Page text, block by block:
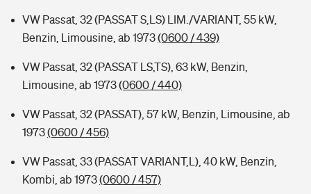
VW Passat, 32 (PASSAT S,LS) LIM./VARIANT, 55 kW,
Benzin, Limousine, ab 1973(0600 / 439)
VW Passat, 32 (PASSAT LS,TS), 63 kW, Benzin,
Limousine, ab 1973(0600 / 440)
VW Passat, 32 (PASSAT), 57 kW, Benzin, Limousine, ab
1973(0600 / 456)
VW Passat, 33 (PASSAT VARIANT,L), 40 kW, Benzin,
Kombi, ab 1973(0600 / 457)